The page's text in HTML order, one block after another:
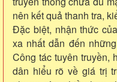
nên kết quả thanh tra,
Đặc biệt, nhận thức
xa nhất dẫn đến
Công tác tuyên truyền,
dân hiểu rõ về giá trị